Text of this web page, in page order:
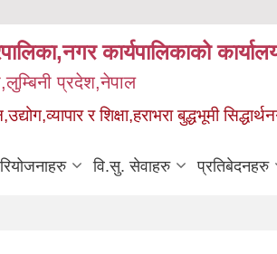
कार्यपालिकाको
प्रदेश,नेपाल
र शिक्षा,हराभरा बुद्धभूमी
वि.सु. सेवाहरु प्रतिबेदनहरु